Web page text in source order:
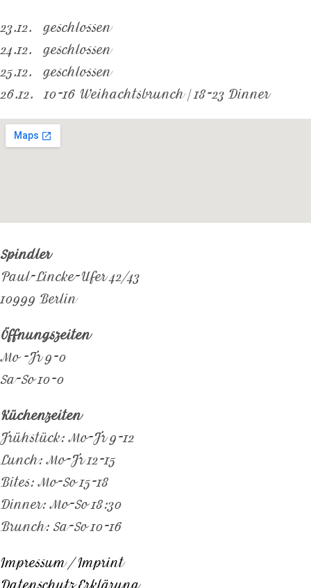
23.12. geschlossen
24.12. geschlossen
25.12. geschlossen
26.12. 10-16 Weihachtsbrunch | 18-23 Dinner
Spindler
Paul-Lincke-Ufer 42/43
10999 Berlin
Öffnungszeiten
Mo -Fr 9-0
Sa-So 10-0
Küchenzeiten
Frühstück: Mo-Fr 9-12
Lunch: Mo-Fr 12-15
Bites: Mo-So 15-18
Dinner: Mo-So 18:30
Brunch: Sa-So 10-16
Impressum / Imprint
Datenschutz Erklärung